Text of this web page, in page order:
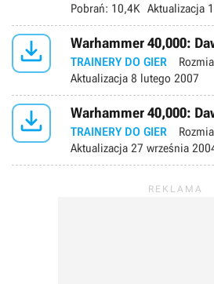
Pobrań: 10,4K Aktualizacja
 Warhammer 40,000:
TRAINERY DO GIER
Aktualizacja 8 lutego 2007
 Warhammer 40,000:
TRAINERY DO GIER
Aktualizacja 27 września